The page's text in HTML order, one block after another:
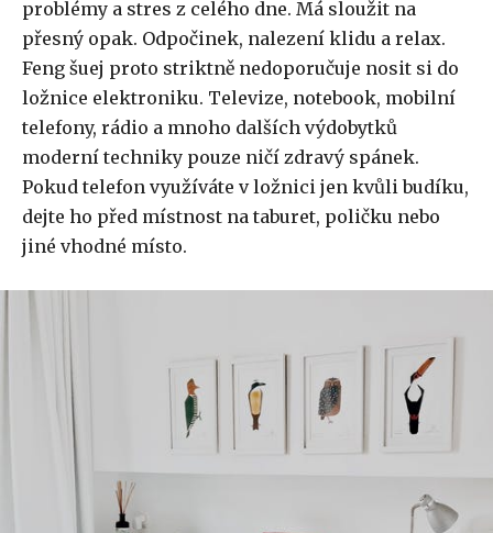
problémy a stres z celého dne. Má sloužit na
přesný opak. Odpočinek, nalezení klidu a relax.
Feng šuej proto striktně nedoporučuje nosit si do
ložnice elektroniku. Televize, notebook, mobilní
telefony, rádio a mnoho dalších výdobytků
moderní techniky pouze ničí zdravý spánek.
Pokud telefon využíváte v ložnici jen kvůli budíku,
dejte ho před místnost na taburet, poličku nebo
jiné vhodné místo.